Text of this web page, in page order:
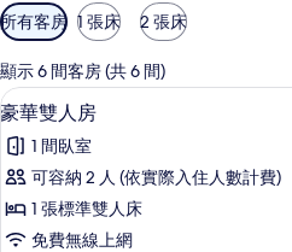
可
用
的
客
房
篩
選
條
所有客房 1 張床 2 張床
顯示 6 間客房 (共 6 間)
顯
示
豪
華
雙
4
豪華雙人房
1 間臥室
可容納 2 人 (依實際入住人數計費)
1 張標準雙人床
免費無線上網